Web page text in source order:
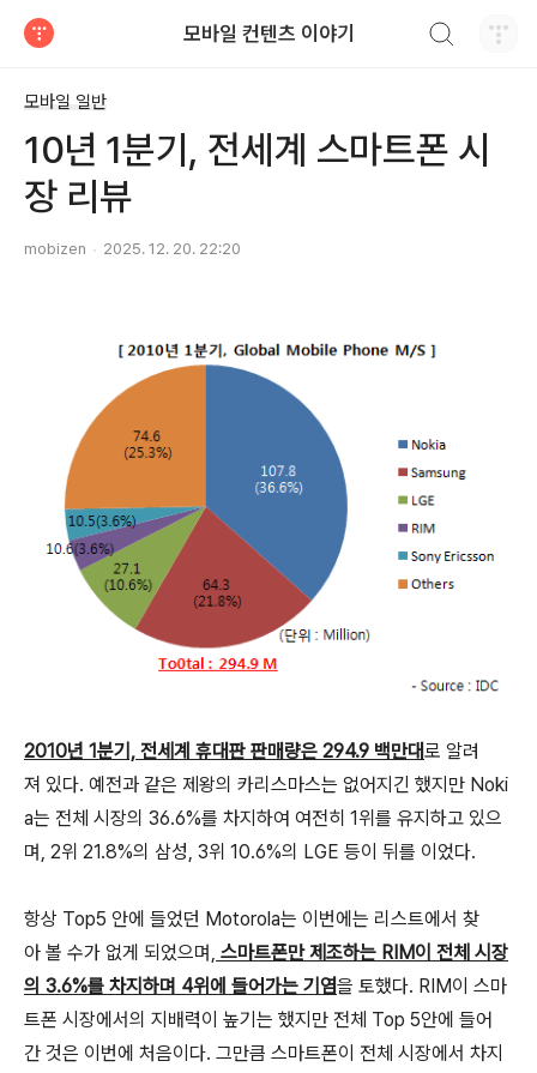
모바일 컨텐츠 이야기
모바일 일반
10년 1분기, 전세계 스마트폰 시
장 리뷰
mobizen 2025. 12. 20. 22:20
2010년 1분기, 전세계 휴대판 판매량은 294.9 백만대로 알려
져 있다. 예전과 같은 제왕의 카리스마스는 없어지긴 했지만 Noki
a는 전체 시장의 36.6%를 차지하여 여전히 1위를 유지하고 있으
며, 2위 21.8%의 삼성, 3위 10.6%의 LGE 등이 뒤를 이었다.
항상 Top5 안에 들었던 Motorola는 이번에는 리스트에서 찾
아 볼 수가 없게 되었으며, 스마트폰만 제조하는 RIM이 전체 시장
의 3.6%를 차지하며 4위에 들어가는 기염을 토했다. RIM이 스마
트폰 시장에서의 지배력이 높기는 했지만 전체 Top 5안에 들어
간 것은 이번에 처음이다. 그만큼 스마트폰이 전체 시장에서 차지